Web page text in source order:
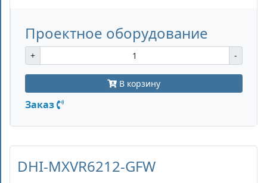
Проектное оборудование
+ -
В корзину
Заказ
DHI-MXVR6212-GFW